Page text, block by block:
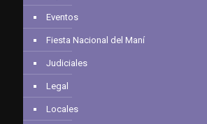
Eventos
Fiesta Nacional del Maní
Judiciales
Legal
Locales